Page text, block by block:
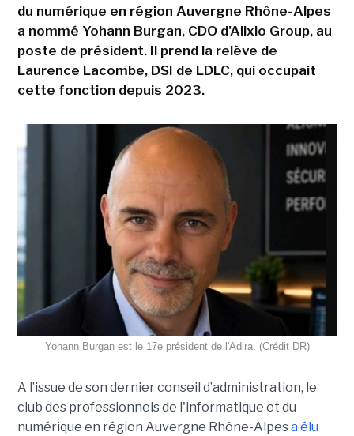
du numérique en région Auvergne Rhône-Alpes
a nommé Yohann Burgan, CDO d'Alixio Group, au
poste de président. Il prend la relève de
Laurence Lacombe, DSI de LDLC, qui occupait
cette fonction depuis 2023.
Yohann Burgan est le 17e président de l'Adira. (Crédit DR)
A l’issue de son dernier conseil d’administration, le
club des professionnels de l'informatique et du
numérique en région Auvergne Rhône-Alpesa élu